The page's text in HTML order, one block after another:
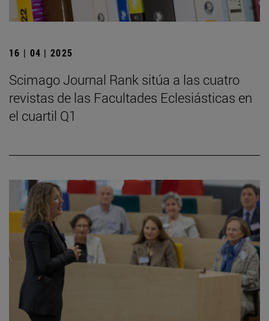
16 | 04 | 2025
Scimago Journal Rank sitúa a las cuatro
revistas de las Facultades Eclesiásticas en
el cuartil Q1